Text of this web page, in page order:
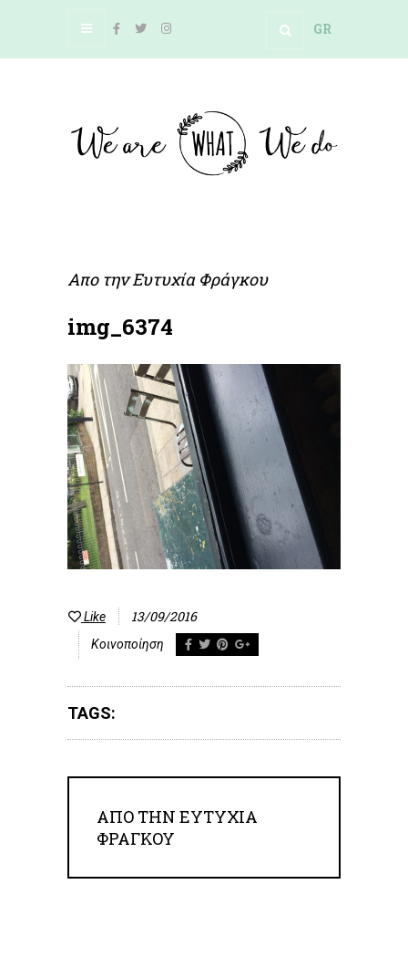
GR
Απο τηνΕυτυχία Φράγκου
img_6374
Like 13/09/2016
Κοινοποίηση
TAGS:
ΑΠΟ ΤΗΝ ΕΥΤΥΧΊΑ
ΦΡΆΓΚΟΥ